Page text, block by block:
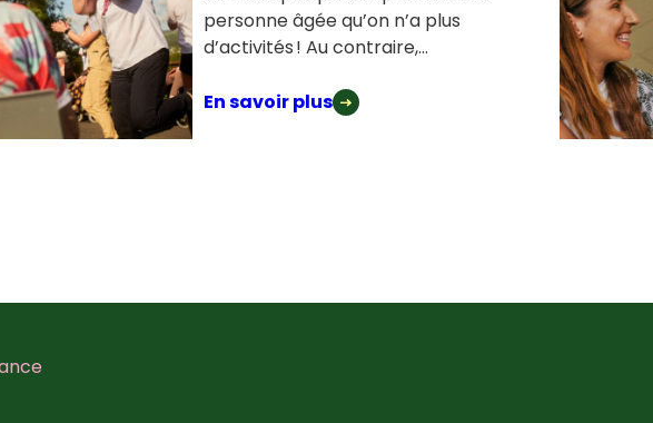
personne âgée qu’on n’a plus
d’activités ! Au contraire,...
En savoir plus